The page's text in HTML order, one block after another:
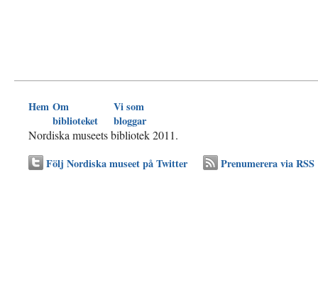
Hem Om
biblioteket
Vi som
bloggar
Nordiska museets bibliotek 2011.
Följ Nordiska museet på Twitter
Prenumerera via RSS